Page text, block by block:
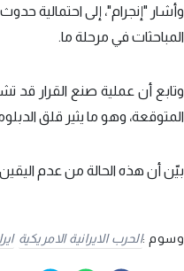
وأشار "إنجرام"، إلى احتمالية
المباحثات في مرحلة ما.
وتابع أن عملية صنع القرار
المتوقعة، وهو ما يثير قلق
بيّن أن هذه الحالة من عدم
وسوم :الحرب الايرانية الامريكية